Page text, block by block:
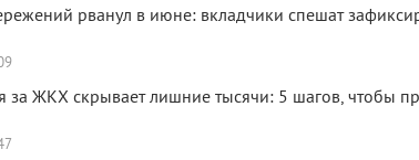
рванул в июне: вкладчики спешат
за ЖКХ скрывает лишние тысячи: 5 шагов, чтобы